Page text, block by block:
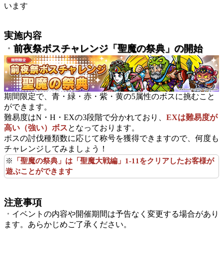
います
実施内容
・ 前夜祭ボスチャレンジ「聖魔の祭典」の開始
期間限定で、青・緑・赤・紫・黄の5属性のボスに挑むこと
ができます。
難易度はN・H・EXの3段階で分かれており、 EXは難易度が
高い（強い）ボスとなっております。
ボスの討伐種類数に応じて称号を獲得できますので、何度も
チャレンジしてみましょう！
※
「聖魔の祭典」は「聖魔大戦編」1-11をクリアしたお客様が
遊ぶことができます
注意事項
・ イベントの内容や開催期間は予告なく変更する場合があり
ます。あらかじめご了承ください。